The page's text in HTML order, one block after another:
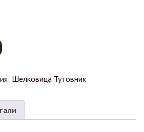
Черная Баронесса
Шелковица Тутовник